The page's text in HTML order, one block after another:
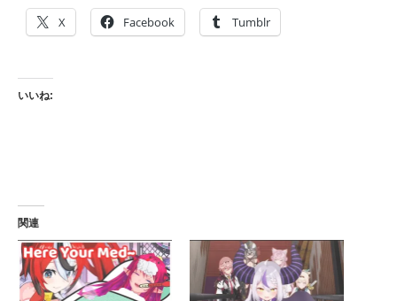
X Facebook Tumblr
いいね:
関連